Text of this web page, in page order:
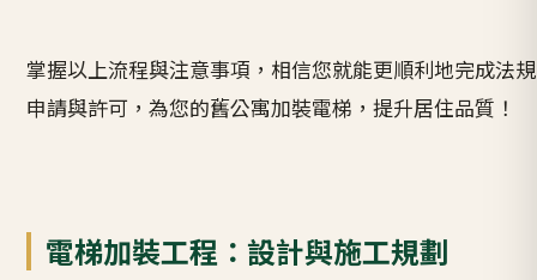
掌握以上流程與注意事項，相信您就能更順利地完成法規
申請與許可，為您的舊公寓加裝電梯，提升居住品質！
電梯加裝工程：設計與施工規劃